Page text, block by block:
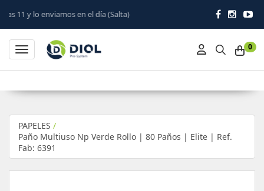
en el día (Salta)
0
Toggle navigation
PAPELES /
Paño Multiuso Np Verde Rollo | 80 Paños | Elite | Ref.
Fab: 6391